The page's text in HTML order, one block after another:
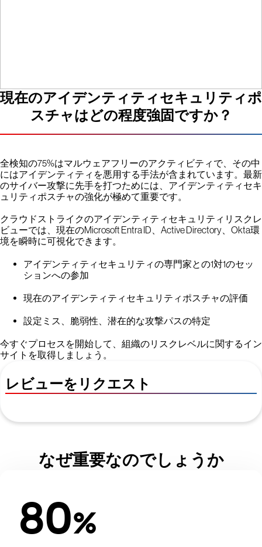
現在のアイデンティティセキュリティポ
スチャはどの程度強固ですか？
全検知の75%はマルウェアフリーのアクティビティで、その中
にはアイデンティティを悪用する手法が含まれています。最新
のサイバー攻撃に先手を打つためには、アイデンティティセキ
ュリティポスチャの強化が極めて重要です。
クラウドストライクのアイデンティティセキュリティリスクレ
ビューでは、現在のMicrosoft Entra ID、Active Directory、Okta環
境を瞬時に可視化できます。
アイデンティティセキュリティの専門家との1対1のセッ
ションへの参加
現在のアイデンティティセキュリティポスチャの評価
設定ミス、脆弱性、潜在的な攻撃パスの特定
今すぐプロセスを開始して、組織のリスクレベルに関するイン
サイトを取得しましょう。
レビューをリクエスト
なぜ重要なのでしょうか
80%